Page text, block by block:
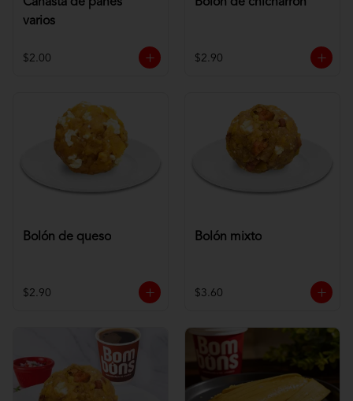
varios
$2.00 $2.90
Bolón de queso
$2.90
Bolón mixto
$3.60